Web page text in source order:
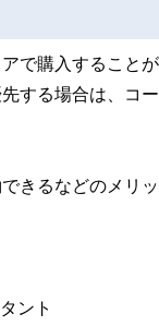
で購入すること
する場合は、コ
きるなどのメリ
ント